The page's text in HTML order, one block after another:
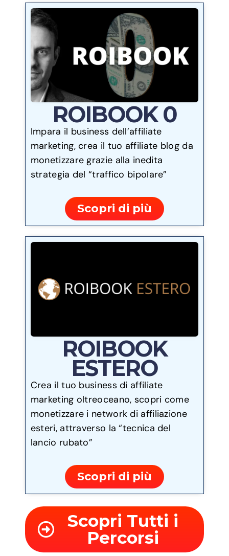
ROIBOOK 0
Impara il business dell’affiliate
marketing, crea il tuo affiliate blog da
monetizzare grazie alla inedita
strategia del “traffico bipolare”
Scopri di più
ROIBOOK
ESTERO
Crea il tuo business di affiliate
marketing oltreoceano, scopri come
monetizzare i network di affiliazione
esteri, attraverso la “tecnica del
lancio rubato”
Scopri di più
Scopri Tutti i
Percorsi